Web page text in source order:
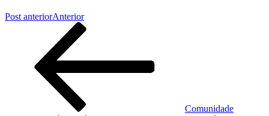
Post anteriorAnterior
Comunidade